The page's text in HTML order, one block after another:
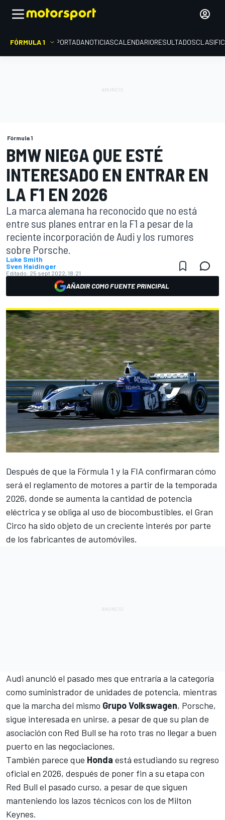
FÓRMULA 1 PORTADANOTICIASCALENDARIORESULTADOS
Fórmula 1
BMW NIEGA QUE ESTÉ
INTERESADO EN ENTRAR EN
LA F1 EN 2026
La marca alemana ha reconocido que no está
entre sus planes entrar en la F1 a pesar de la
reciente incorporación de Audi y los rumores
sobre Porsche.
Luke Smith
Sven Haidinger
Editado: 25 sept 2022, 18:21
AÑADIR COMO FUENTE PRINCIPAL
Después de que la Fórmula 1 y la FIA confirmaran cómo
será el reglamento de motores a partir de la temporada
2026, donde se aumenta la cantidad de potencia
eléctrica y se obliga al uso de biocombustibles, el Gran
Circo ha sido objeto de un creciente interés por parte
de los fabricantes de automóviles.
Audi anunció el pasado mes que entraría a la categoría
como suministrador de unidades de potencia, mientras
que la marcha del mismo Grupo Volkswagen, Porsche,
sigue interesada en unirse, a pesar de que su plan de
asociación con Red Bull se ha roto tras no llegar a buen
puerto en las negociaciones.
También parece que Honda está estudiando su regreso
oficial en 2026, después de poner fin a su etapa con
Red Bull el pasado curso, a pesar de que siguen
manteniendo los lazos técnicos con los de Milton
Keynes.